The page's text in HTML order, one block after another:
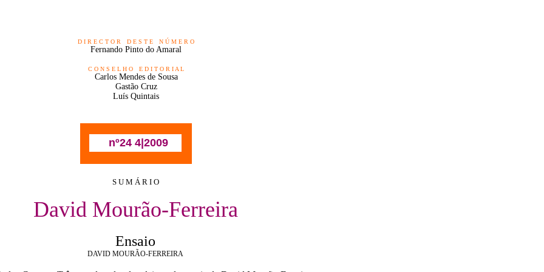
D I R E C T O R D E S T E N Ú M E R O
Fernando Pinto do Amaral
C O N S E L H O E D I T O R I A L
Carlos Mendes de Sousa
Gastão Cruz
Luís Quintais
nº24 4|2009
S U M Á R I O
David Mourão-Ferreira
Ensaio
DAVID MOURÃO-FERREIRA